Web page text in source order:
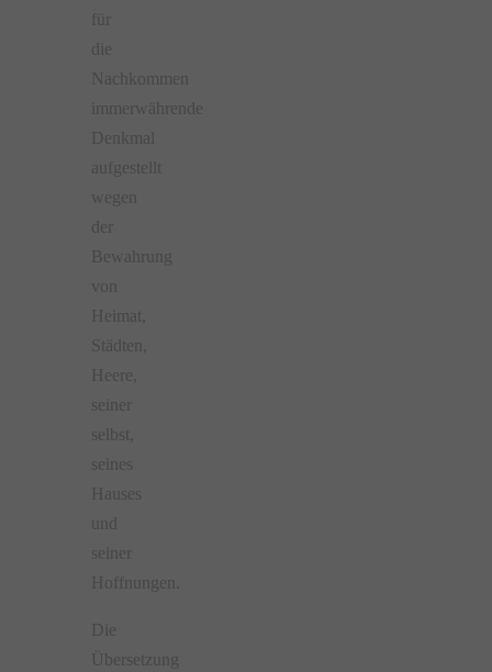
für
die
Nachkommen
immerwährende
Denkmal
aufgestellt
wegen
der
Bewahrung
von
Heimat,
Städten,
Heere,
seiner
selbst,
seines
Hauses
und
seiner
Hoffnungen.
Die
Übersetzung